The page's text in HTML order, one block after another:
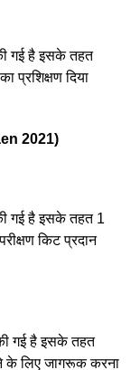
गई है इसके तहत
प्रशिक्षण दिया
2021)
गई है इसके तहत 1
किट प्रदान
गई है इसके तहत
के लिए जागरूक करना